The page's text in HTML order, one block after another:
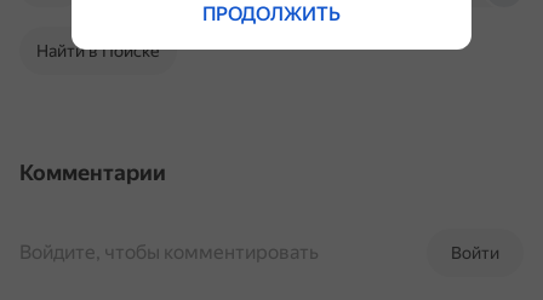
Найти в Поиске
Комментарии
Войти
Войдите, чтобы комментировать
ПРОДОЛЖИТЬ